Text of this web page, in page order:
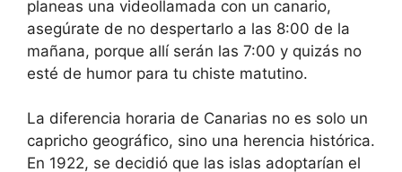
planeas una videollamada con un canario,
asegúrate de no despertarlo a las 8:00 de la
mañana, porque allí serán las 7:00 y quizás no
esté de humor para tu chiste matutino.
La diferencia horaria de Canarias no es solo un
capricho geográfico, sino una herencia histórica.
En 1922, se decidió que las islas adoptarían el